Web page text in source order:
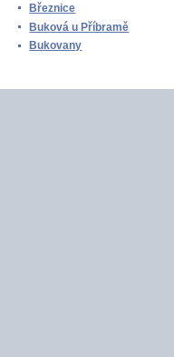
Březnice
Buková u Příbramě
Bukovany